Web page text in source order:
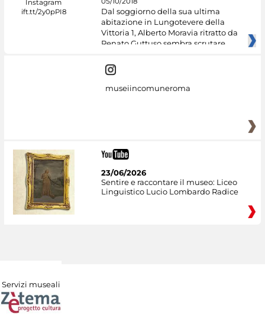
Dal soggiorno della sua ultima
abitazione in Lungotevere della
Vittoria 1, Alberto Moravia ritratto da
Renato Guttuso sembra scrutare
museiincomuneroma
23/06/2026
Sentire e raccontare il museo: Liceo
Linguistico Lucio Lombardo Radice
Servizi museali